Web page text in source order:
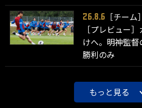
26.8.6
［チーム］
［プレビュー
けへ。明神監
勝利のみ
もっと見る